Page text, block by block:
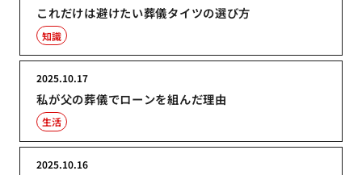
これだけは避けたい葬儀タイツの選び方
知識
私が父の葬儀でローンを組んだ理由
2025.10.17
生活
2025.10.16